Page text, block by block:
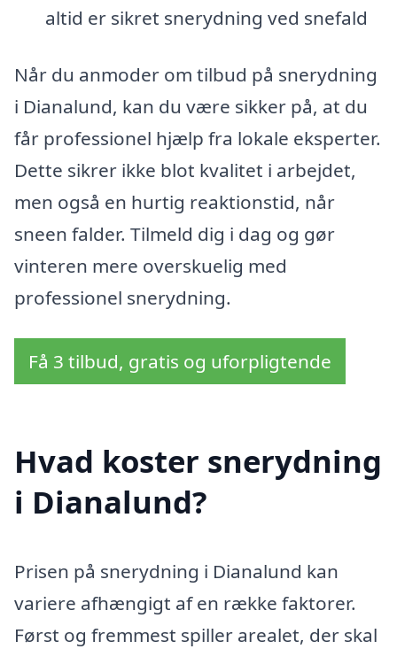
altid er sikret snerydning ved snefald
Når du anmoder om tilbud på snerydning
i Dianalund, kan du være sikker på, at du
får professionel hjælp fra lokale eksperter.
Dette sikrer ikke blot kvalitet i arbejdet,
men også en hurtig reaktionstid, når
sneen falder. Tilmeld dig i dag og gør
vinteren mere overskuelig med
professionel snerydning.
Få 3 tilbud, gratis og uforpligtende
Hvad koster snerydning
i Dianalund?
Prisen på snerydning i Dianalund kan
variere afhængigt af en række faktorer.
Først og fremmest spiller arealet, der skal